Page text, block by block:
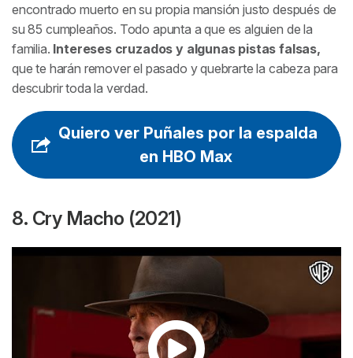
encontrado muerto en su propia mansión justo después de
su 85 cumpleaños. Todo apunta a que es alguien de la
familia. Intereses cruzados y algunas pistas falsas,
que te harán remover el pasado y quebrarte la cabeza para
descubrir toda la verdad.
Quiero ver Puñales por la espalda
en HBO Max
8. Cry Macho (2021)